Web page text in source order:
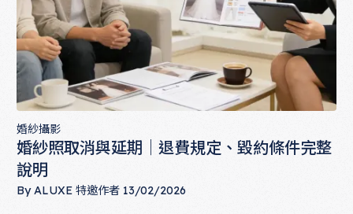
婚紗攝影
婚紗照取消與延期｜退費規定、毀約條件完整
說明
ByALUXE 特邀作者 13/02/2026